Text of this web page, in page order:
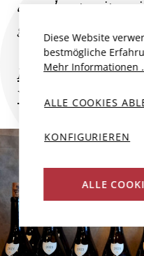
ausgebaut, seit er
gemacht...
Mehr zum
Weitere Weine des
Diese Website
bestmögliche
Mehr Informationen
ALLE COOKIES
KONFIGURIEREN
ALLE